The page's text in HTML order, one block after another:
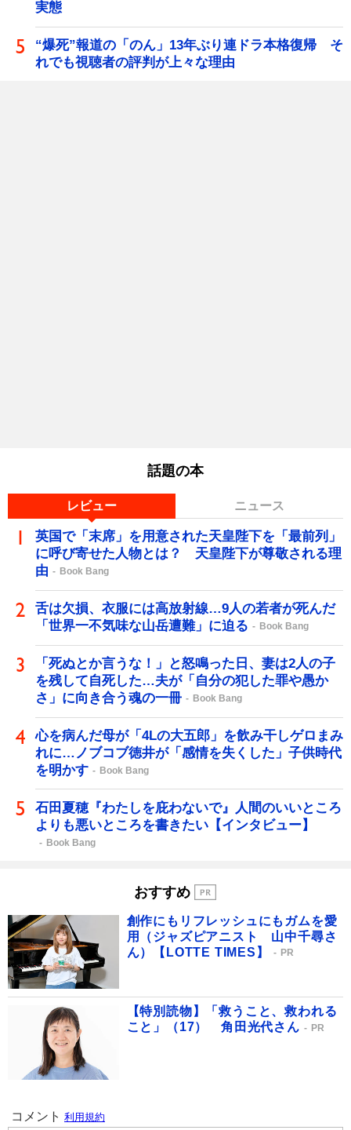
実態
“爆死”報道の「のん」13年ぶり連ドラ本格復帰 そ
れでも視聴者の評判が上々な理由
話題の本
レビュー ニュース
英国で「末席」を用意された天皇陛下を「最前列」
に呼び寄せた人物とは？ 天皇陛下が尊敬される理
由
Book Bang
舌は欠損、衣服には高放射線…9人の若者が死んだ
「世界一不気味な山岳遭難」に迫る
Book Bang
「死ぬとか言うな！」と怒鳴った日、妻は2人の子
を残して自死した…夫が「自分の犯した罪や愚か
さ」に向き合う魂の一冊
Book Bang
心を病んだ母が「4Lの大五郎」を飲み干しゲロまみ
れに…ノブコブ徳井が「感情を失くした」子供時代
を明かす
Book Bang
石田夏穂『わたしを庇わないで』人間のいいところ
よりも悪いところを書きたい【インタビュー】
Book Bang
おすすめ
創作にもリフレッシュにもガムを愛
用（ジャズピアニスト 山中千尋さ
ん）【LOTTE TIMES】
PR
【特別読物】「救うこと、救われる
こと」（17） 角田光代さん
PR